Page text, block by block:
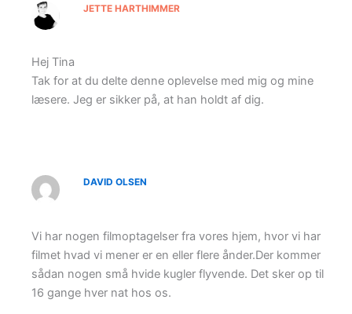
JETTE HARTHIMMER
Hej Tina
Tak for at du delte denne oplevelse med mig og mine
læsere. Jeg er sikker på, at han holdt af dig.
DAVID OLSEN
Vi har nogen filmoptagelser fra vores hjem, hvor vi har
filmet hvad vi mener er en eller flere ånder.Der kommer
sådan nogen små hvide kugler flyvende. Det sker op til
16 gange hver nat hos os.